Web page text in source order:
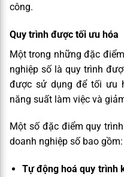
công.
Quy trình được tối ưu hóa
Một trong những đặc
nghiệp số là quy trình
được sử dụng để tối ưu
năng suất làm việc và
Một số đặc điểm quy
doanh nghiệp số bao gồm:
Tự động hoá quy trình